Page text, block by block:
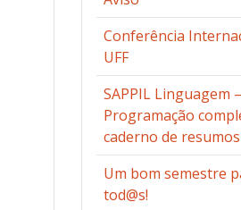
Conferência
UFF
SAPPIL Linguagem –
Programação
caderno de resumos
Um bom semestre
tod@s!